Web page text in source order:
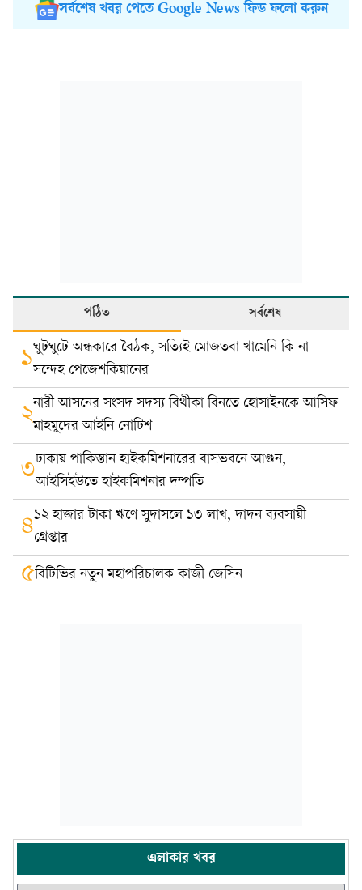
সর্বশেষ খবর পেতে Google News ফিড ফলো করুন
পঠিত সর্বশেষ
১ঘুটঘুটে অন্ধকারে বৈঠক, সত্যিই মোজতবা খামেনি কি না
সন্দেহ পেজেশকিয়ানের
২নারী আসনের সংসদ সদস্য বিথীকা বিনতে হোসাইনকে আসিফ
মাহমুদের আইনি নোটিশ
৩ঢাকায় পাকিস্তান হাইকমিশনারের বাসভবনে আগুন,
আইসিইউতে হাইকমিশনার দম্পতি
৪১২ হাজার টাকা ঋণে সুদাসলে ১৩ লাখ, দাদন ব্যবসায়ী
গ্রেপ্তার
৫বিটিভির নতুন মহাপরিচালক কাজী জেসিন
এলাকার খবর